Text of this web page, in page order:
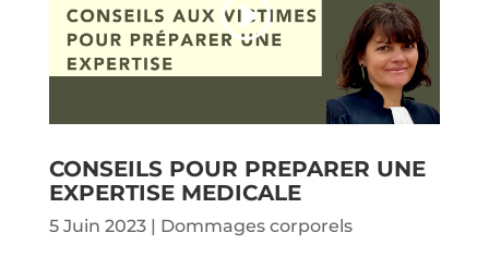
CONSEILS POUR PREPARER UNE
EXPERTISE MEDICALE
5 Juin 2023| Dommages corporels